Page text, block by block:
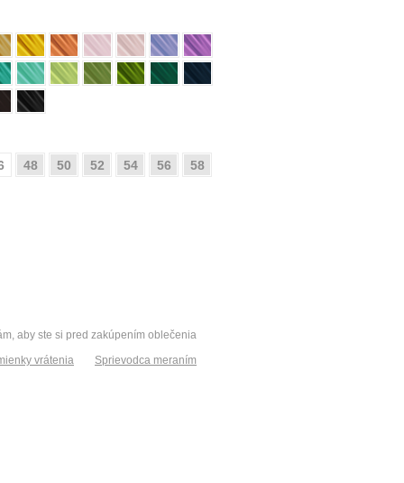
48 50 52 54 56
58
aby ste si pred zakúpením oblečenia
vrátenia Sprievodca meraním